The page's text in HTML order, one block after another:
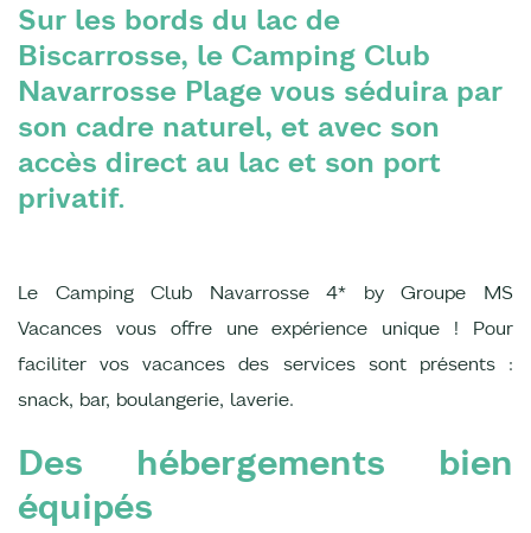
Sur les bords du lac de
Biscarrosse, le Camping Club
Navarrosse Plage vous séduira par
son cadre naturel, et avec son
accès direct au lac et son port
privatif.
Le Camping Club Navarrosse 4* by Groupe MS
Vacances vous offre une expérience unique ! Pour
faciliter vos vacances des services sont présents :
snack, bar, boulangerie, laverie.
Des hébergements bien
équipés